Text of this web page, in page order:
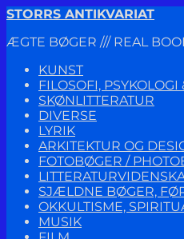
Spring
navigation
Spring
indhold
STORRS ANTIKVARIAT
ÆGTE BØGER /// REAL
KUNST
FILOSOFI,
SKØNLITTERATUR
DIVERSE
LYRIK
ARKITEKTUR OG
FOTOBØGER /
SJÆLDNE BØGER,
OKKULTISME,
MUSIK